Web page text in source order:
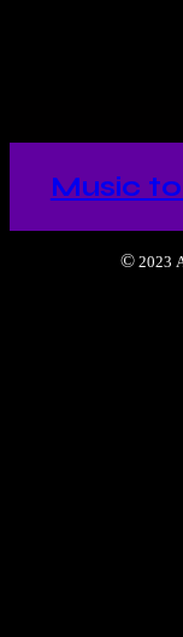
Music
© 2023